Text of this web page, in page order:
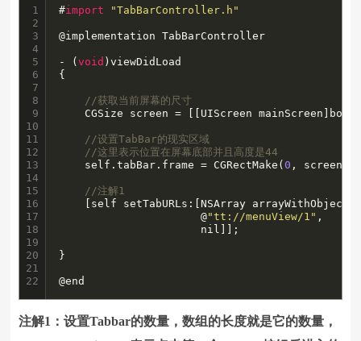
1
2
3
4
5
6
7
8
9
10
11
12
13
14
15
16
17
18
19
20
21
22
#import "TabBarController.h"
@implementation TabBarController
- (void )viewDidLoad
{
//获取当前屏幕的尺寸
CGSize screen = [[UIScreen
//设置TabBar的现实区域
//这里表示位置在屏幕底部并且高度是44
    self.tabBar.frame = CGRectMake(
0 ,
//注解1
[self setTabURLs:[NSArray
                      @
"tt://menuView/1" ,
                      nil]];
}
@end
注解1：设置Tabbar的数量，数组的长度就是它的数量，